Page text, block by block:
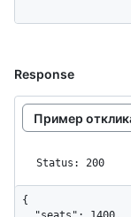
Response
Пример
Status: 200
{